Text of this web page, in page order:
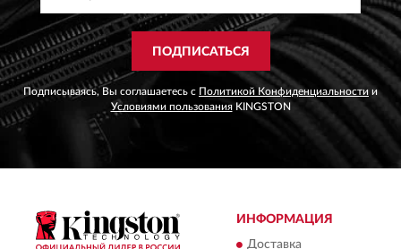
ПОДПИСАТЬСЯ
Подписываясь, Вы соглашаетесь с Политикой Конфиденциальности и
Условиями пользованияKINGSTON
ИНФОРМАЦИЯ
Доставка